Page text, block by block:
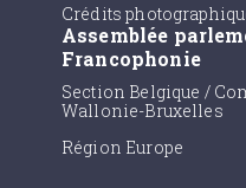
Crédits
Assemblée
Francophonie
Section Belgique /
Wallonie-Bruxelles
Région Europe